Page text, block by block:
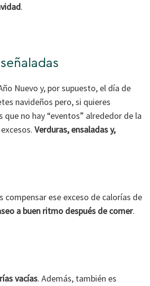
.
Nuevo y, por supuesto, el día de
navideños pero, si quieres
no hay “eventos” alrededor de la
Verduras, ensaladas y,
compensar ese exceso de calorías de
a buen ritmo después de comer.
vacías. Además, también es